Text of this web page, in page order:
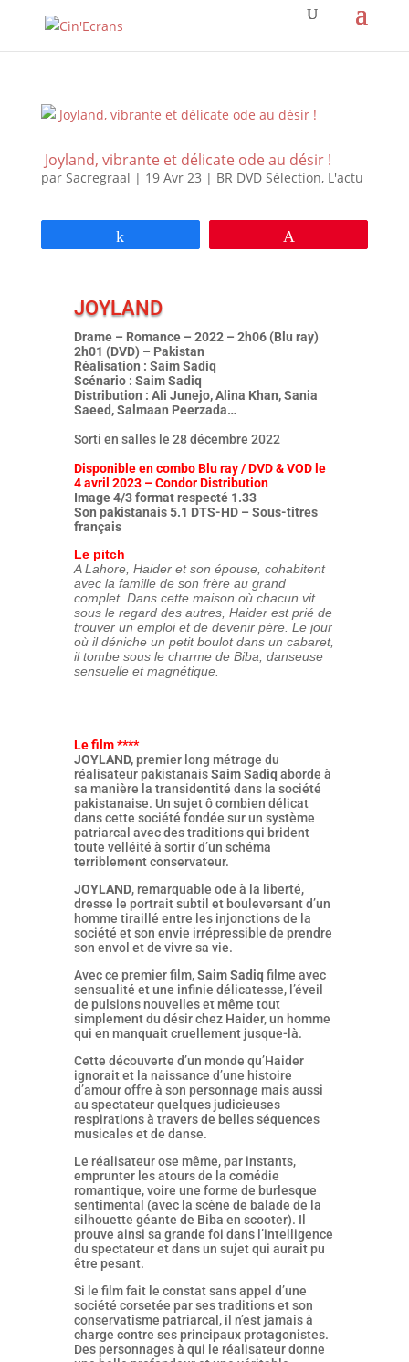
Joyland, vibrante et délicate ode au désir !
par Sacregraal | 19 Avr 23 | BR DVD Sélection, L'actu
JOYLAND
Drame – Romance – 2022 – 2h06 (Blu ray)
2h01 (DVD) – Pakistan
Réalisation : Saim Sadiq
Scénario : Saim Sadiq
Distribution : Ali Junejo, Alina Khan, Sania
Saeed, Salmaan Peerzada…
Sorti en salles le 28 décembre 2022
Disponible en combo Blu ray / DVD & VOD le
4 avril 2023 – Condor Distribution
Image 4/3 format respecté 1.33
Son pakistanais 5.1 DTS-HD – Sous-titres
français
Le pitch
A Lahore, Haider et son épouse, cohabitent
avec la famille de son frère au grand
complet. Dans cette maison où chacun vit
sous le regard des autres, Haider est prié de
trouver un emploi et de devenir père. Le jour
où il déniche un petit boulot dans un cabaret,
il tombe sous le charme de Biba, danseuse
sensuelle et magnétique.
Le film ****
JOYLAND,premier long métrage du
réalisateur pakistanaisSaim Sadiq aborde à
sa manière la transidentité dans la société
pakistanaise. Un sujet ô combien délicat
dans cette société fondée sur un système
patriarcal avec des traditions qui brident
toute velléité à sortir d’un schéma
terriblement conservateur.
JOYLAND, remarquable ode à la liberté,
dresse le portrait subtil et bouleversant d’un
homme tiraillé entre les injonctions de la
société et son envie irrépressible de prendre
son envol et de vivre sa vie.
Avec ce premier film,Saim Sadiq filme avec
sensualité et une infinie délicatesse, l’éveil
de pulsions nouvelles et même tout
simplement du désir chez Haider, un homme
qui en manquait cruellement jusque-là.
Cette découverte d’un monde qu’Haider
ignorait et la naissance d’une histoire
d’amour offre à son personnage mais aussi
au spectateur quelques judicieuses
respirations à travers de belles séquences
musicales et de danse.
Le réalisateur ose même, par instants,
emprunter les atours de la comédie
romantique, voire une forme de burlesque
sentimental (avec la scène de balade de la
silhouette géante de Biba en scooter). Il
prouve ainsi sa grande foi dans l’intelligence
du spectateur et dans un sujet qui aurait pu
être pesant.
Si le film fait le constat sans appel d’une
société corsetée par ses traditions et son
conservatisme patriarcal, il n’est jamais à
charge contre ses principaux protagonistes.
Des personnages à qui le réalisateur donne